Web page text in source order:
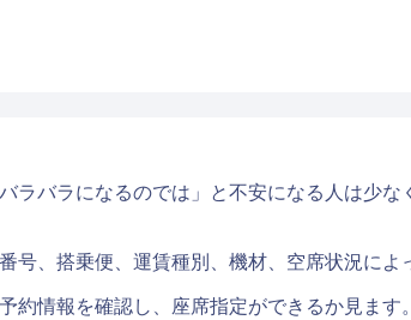
バラになるのでは」と不安になる人は少
、搭乗便、運賃種別、機材、空席状況に
情報を確認し、座席指定ができるか見ま